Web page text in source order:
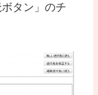
タン」のチ